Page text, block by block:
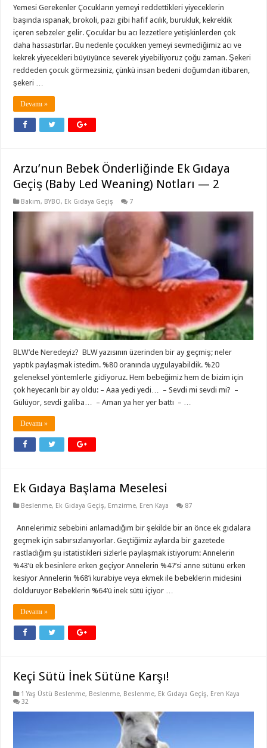
Yemesi Gerekenler Çocukların yemeyi reddettikleri yiyeceklerin
başında ıspanak, brokoli, pazı gibi hafif acılık, burukluk, kekreklik
içeren sebzeler gelir. Çocuklar bu acı lezzetlere yetişkinlerden çok
daha hassastırlar. Bu nedenle çocukken yemeyi sevmediğimiz acı ve
kekrek yiyecekleri büyüyünce severek yiyebiliyoruz çoğu zaman. Şekeri
reddeden çocuk görmezsiniz, çünkü insan bedeni doğumdan itibaren,
şekeri …
Devamı »
Arzu’nun Bebek Önderliğinde Ek Gıdaya
Geçiş (Baby Led Weaning) Notları — 2
Bakım, BYBO, Ek Gıdaya Geçiş 7
BLW’de Neredeyiz? BLW yazısının üzerinden bir ay geçmiş; neler
yaptık paylaşmak istedim. %80 oranında uygulayabildik. %20
geleneksel yöntemlerle gidiyoruz. Hem bebeğimiz hem de bizim için
çok heyecanlı bir ay oldu: – Aaa yedi yedi… – Sevdi mi sevdi mi? –
Gülüyor, sevdi galiba… – Aman ya her yer battı – …
Devamı »
Ek Gıdaya Başlama Meselesi
Beslenme, Ek Gıdaya Geçiş, Emzirme, Eren Kaya 87
Annelerimiz sebebini anlamadığım bir şekilde bir an önce ek gıdalara
geçmek için sabırsızlanıyorlar. Geçtiğimiz aylarda bir gazetede
rastladığım şu istatistikleri sizlerle paylaşmak istiyorum: Annelerin
%43’ü ek besinlere erken geçiyor Annelerin %47’si anne sütünü erken
kesiyor Annelerin %68’i kurabiye veya ekmek ile bebeklerin midesini
dolduruyor Bebeklerin %64’ü inek sütü içiyor …
Devamı »
Keçi Sütü İnek Sütüne Karşı!
1 Yaş Üstü Beslenme, Beslenme, Beslenme, Ek Gıdaya Geçiş, Eren Kaya
32